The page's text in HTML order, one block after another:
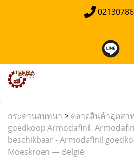
กระดานสนทนา > ตลาดสินค้าอุตสา
goedkoop Armodafinil.
beschikbaar - Armodafinil
Moeskroen — België